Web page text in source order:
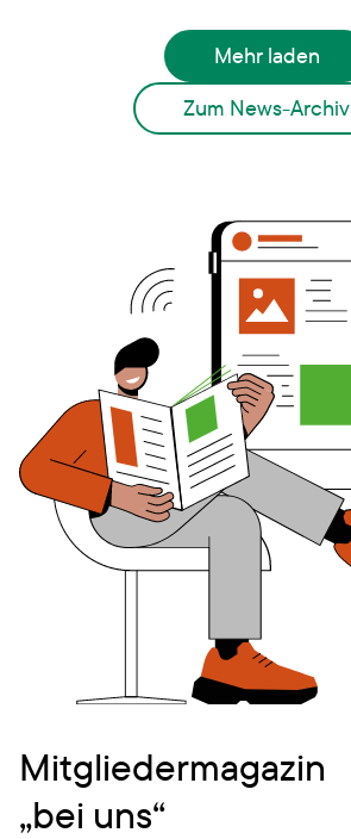
Mehr laden
Zum News-Archiv
Mitgliedermagazin
„bei uns“